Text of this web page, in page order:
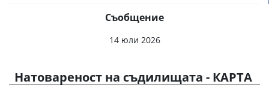
Съобщение
14 юли 2026
Натовареност на съдилищата - КАРТА